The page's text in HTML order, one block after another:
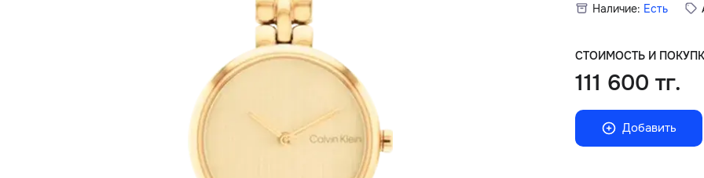
Наличие: Есть
СТОИМОСТЬ И
111 600 тг.
Добавить